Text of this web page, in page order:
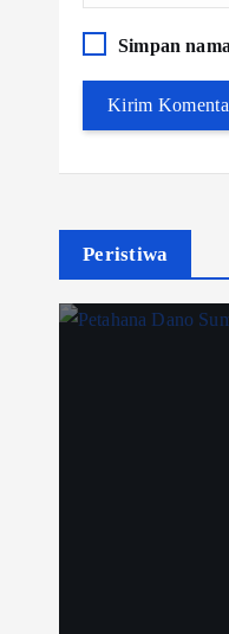
Simpan
Peristiwa